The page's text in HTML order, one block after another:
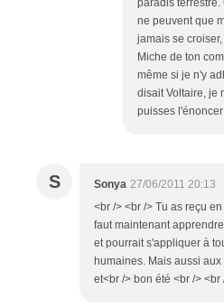
ne peuvent que
jamais se
Miche de ton
même si je n'y
disait Voltaire, je
puisses
S Sonya 27/06/2011 20:13
<br /> <br /> Tu as reçu
faut maintenant
et pourrait s'appliquer à
humaines. Mais aussi
et<br /> bon été <br /> <br